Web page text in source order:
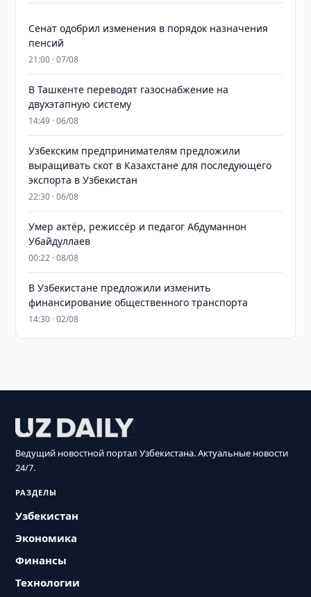
Сенат одобрил изменения в порядок назначения
пенсий
21:00 · 07/08
В Ташкенте переводят газоснабжение на
двухэтапную систему
14:49 · 06/08
Узбекским предпринимателям предложили
выращивать скот в Казахстане для последующего
экспорта в Узбекистан
22:30 · 06/08
Умер актёр, режиссёр и педагог Абдуманнон
Убайдуллаев
00:22 · 08/08
В Узбекистане предложили изменить
финансирование общественного транспорта
14:30 · 02/08
Ведущий новостной портал Узбекистана. Актуальные новости
24/7.
РАЗДЕЛЫ
Узбекистан
Экономика
Финансы
Технологии